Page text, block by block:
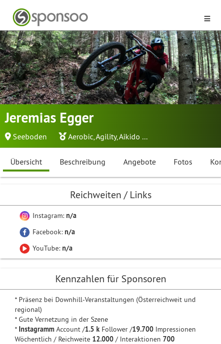
Jeremias Egger
Seeboden Aerobic,Agility,Aikido ...
Übersicht Beschreibung Angebote Fotos
Reichweiten / Links
Instagram: n/a
Facebook: n/a
YouTube: n/a
Kennzahlen für Sponsoren
* Präsenz bei Downhill-Veranstaltungen (Österreichweit und
regional)
* Gute Vernetzung in der Szene
* Instagramm Account /1.5 k Follower /19.700 Impressionen
Wöchentlich / Reichweite 12.000 / Interaktionen 700